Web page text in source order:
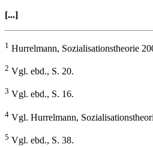
[...]
1 Hurrelmann, Sozialisationstheorie
2 Vgl. ebd., S. 20.
3 Vgl. ebd., S. 16.
4 Vgl. Hurrelmann,
5 Vgl. ebd., S. 38.